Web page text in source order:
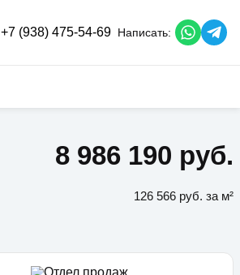
+7 (938) 475-54-69 Написать:
8 986 190 руб.
126 566 руб. за м²